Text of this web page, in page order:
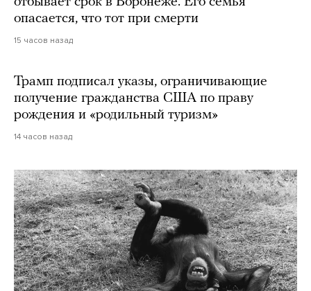
опасается, что тот при смерти
15 часов назад
Трамп подписал указы, ограничивающие
получение гражданства США по праву
рождения и «родильный туризм»
14 часов назад